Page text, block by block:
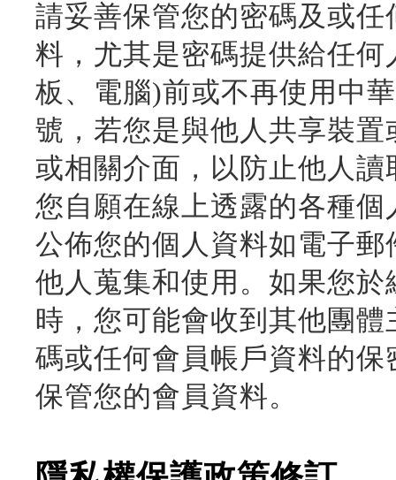
請妥善保管您的密碼及或
料，尤其是密碼提供給任
板、電腦)前或不再使用中
號，若您是與他人共享裝
或相關介面，以防止他人
您自願在線上透露的各種
公佈您的個人資料如電子
他人蒐集和使用。如果您
時，您可能會收到其他團
碼或任何會員帳戶資料的
保管您的會員資料。